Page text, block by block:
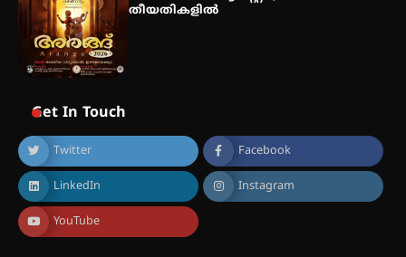
തീയതികളിൽ
Get In Touch
Twitter Facebook
LinkedIn Instagram
YouTube